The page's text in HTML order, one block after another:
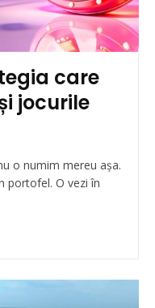
care
jocurile
o numim mereu așa.
portofel. O vezi în